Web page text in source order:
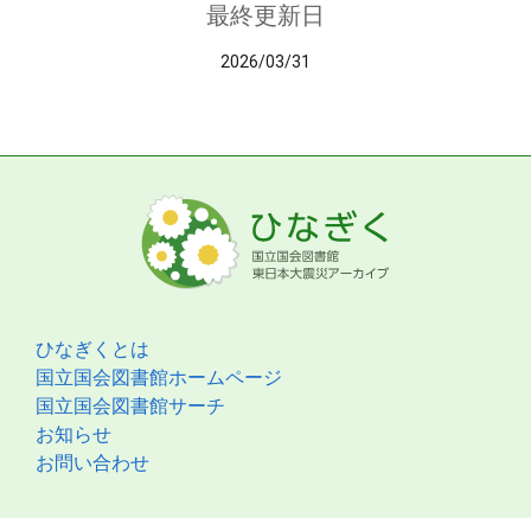
最終更新日
2026/03/31
ひなぎくとは
国立国会図書館ホームページ
国立国会図書館サーチ
お知らせ
お問い合わせ